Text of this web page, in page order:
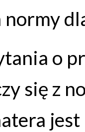
o
się z